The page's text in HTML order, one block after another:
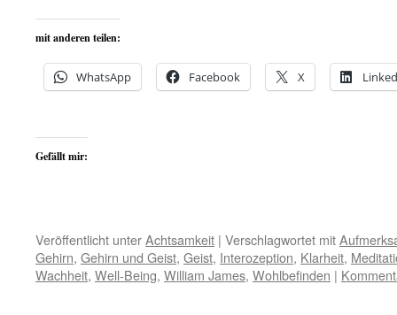
mit anderen teilen:
WhatsApp Facebook X
Gefällt mir:
Veröffentlicht unterAchtsamkeit | Verschlagwortet mit
Gehirn, Gehirn und Geist, Geist, Interozeption, Klarheit,
Wachheit, Well-Being, William James, Wohlbefinden |